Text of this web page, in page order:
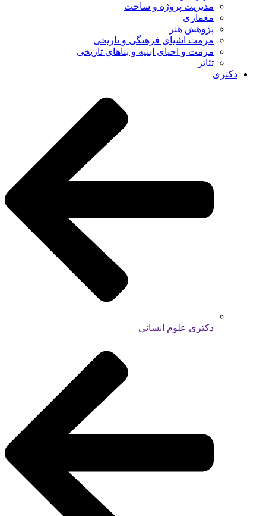
مدیریت پروژه و ساخت
معماری
پژوهش هنر
مرمت اشیای فرهنگی و تاریخی
مرمت و احیای ابنیه و بناهای تاریخی
تئاتر
دکتری
دکتری علوم انسانی